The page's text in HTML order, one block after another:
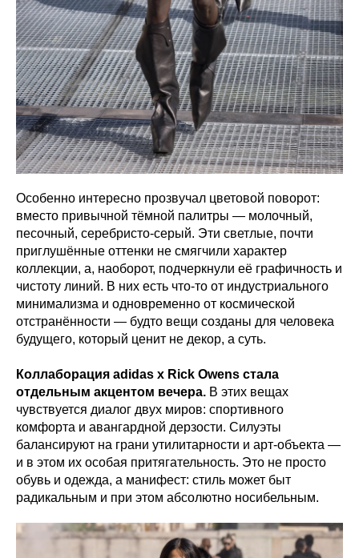
Особенно интересно прозвучал цветовой поворот:
вместо привычной тёмной палитры — молочный,
песочный, серебристо‑серый. Эти светлые, почти
приглушённые оттенки не смягчили характер
коллекции, а, наоборот, подчеркнули её графичность и
чистоту линий. В них есть что‑то от индустриального
минимализма и одновременно от космической
отстранённости — будто вещи созданы для человека
будущего, который ценит не декор, а суть.
Коллаборация adidas x Rick Owens стала
отдельным акцентом вечера. В этих вещах
чувствуется диалог двух миров: спортивного
комфорта и авангардной дерзости. Силуэты
балансируют на грани утилитарности и арт‑объекта —
и в этом их особая притягательность. Это не просто
обувь и одежда, а манифест: стиль может быт
радикальным и при этом абсолютно носибельным.